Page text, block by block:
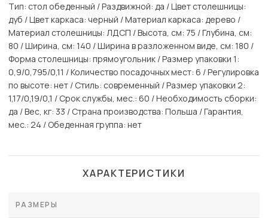
Тип: стол обеденный / Раздвижной: да / Цвет столешницы:
дуб / Цвет каркаса: черный / Материал каркаса: дерево /
Материал столешницы: ЛДСП / Высота, см: 75 / Глубина, см:
80 / Ширина, см: 140 / Ширина в разложенном виде, см: 180 /
Форма столешницы: прямоугольник / Размер упаковки 1:
0,9/0,795/0,11 / Количество посадочных мест: 6 / Регулировка
по высоте: нет / Стиль: современный / Размер упаковки 2:
1,17/0,19/0,1 / Срок службы, мес.: 60 / Необходимость сборки:
да / Вес, кг: 33 / Страна производства: Польша / Гарантия,
мес.: 24 / Обеденная группа: нет
ХАРАКТЕРИСТИКИ
РАЗМЕРЫ